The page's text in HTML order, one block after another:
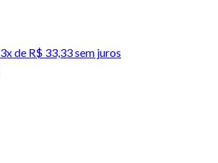
3x de R$ 33,33 sem juros